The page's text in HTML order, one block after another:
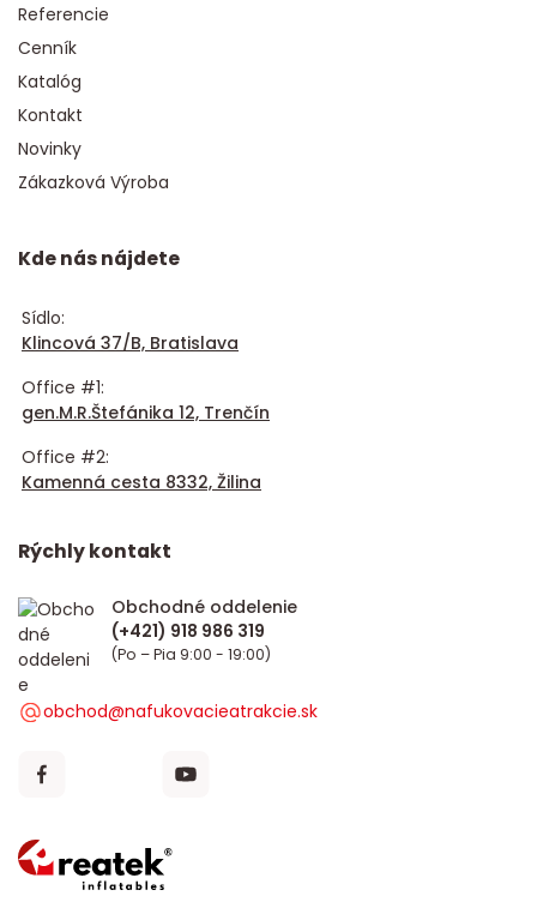
Referencie
Cenník
Katalóg
Kontakt
Novinky
Zákazková Výroba
Kde nás nájdete
Sídlo:
Klincová 37/B, Bratislava
Office #1:
gen.M.R.Štefánika 12, Trenčín
Office #2:
Kamenná cesta 8332, Žilina
Rýchly kontakt
Obchodné oddelenie
(Po – Pia 9:00 - 19:00)
obchod@nafukovacieatrakcie.sk